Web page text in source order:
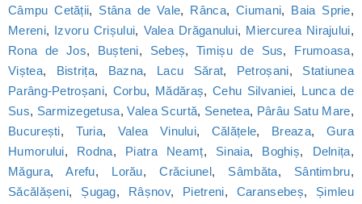
Câmpu Cetății, Stâna de Vale, Rânca,Ciumani, Baia Sprie,
Mereni, Izvoru Crișului, Valea Drăganului, Miercurea Nirajului,
Rona de Jos, Bușteni, Sebeș, Timișu de Sus, Frumoasa,
Viștea, Bistrița, Bazna, Lacu Sărat, Petroșani, Statiunea
Parâng-Petroșani, Corbu, Mădăraș, Cehu Silvaniei, Lunca de
Sus, Sarmizegetusa,Valea Scurtă, Senetea, Pârâu Satu Mare,
București, Turia, Valea Vinului, Călățele, Breaza, Gura
Humorului, Rodna, Piatra Neamț, Sinaia, Boghiș, Delnița,
Măgura,Arefu, Lorău,Crăciunel, Sâmbăta, Sântimbru,
Săcălășeni, Șugag, Râșnov, Pietreni, Caransebeș, Șimleu